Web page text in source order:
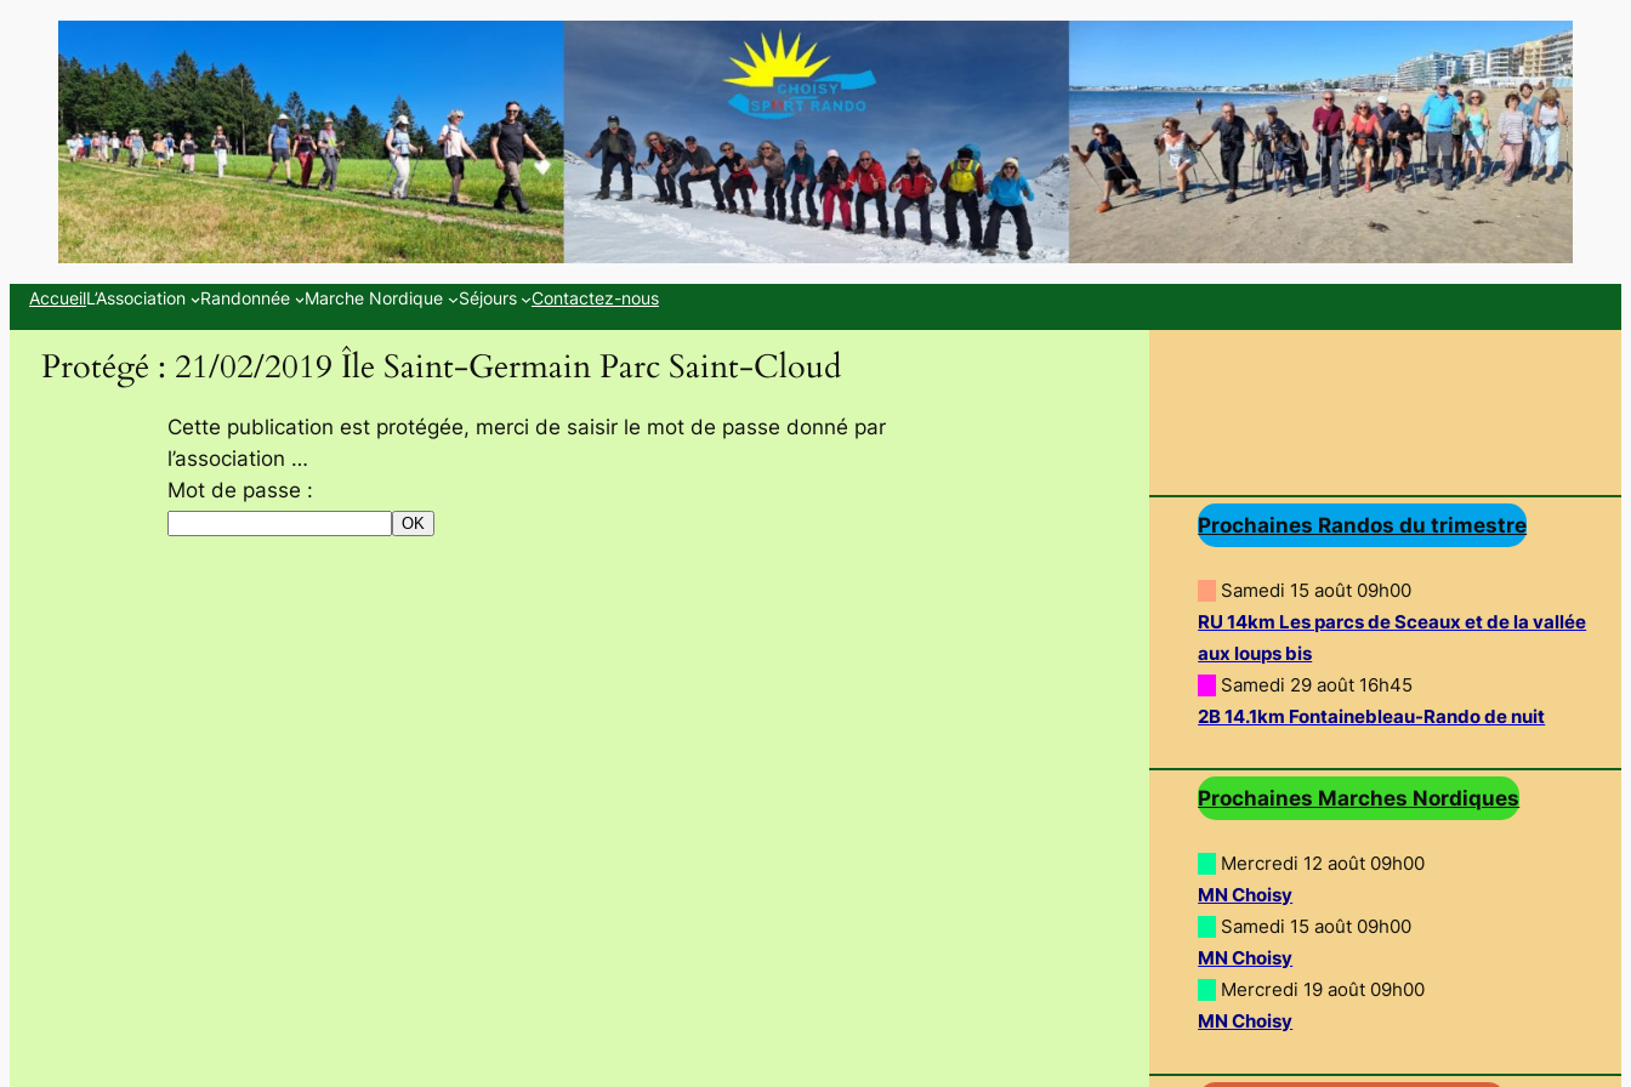
contenu
AccueilL’Association Randonnée Marche Nordique Séjours Contactez-nous
Protégé : 21/02/2019 Île Saint-Germain Parc Saint-Cloud
Cette publication est protégée, merci de saisir le mot de passe donné par
l’association …
Mot de passe :
Prochaines Randos du trimestre
Samedi 15 août 09h00
RU 14km Les parcs de Sceaux et de la vallée
aux loups bis
Samedi 29 août 16h45
2B 14.1km Fontainebleau-Rando de nuit
Prochaines Marches Nordiques
Mercredi 12 août 09h00
MN Choisy
Samedi 15 août 09h00
MN Choisy
Mercredi 19 août 09h00
MN Choisy